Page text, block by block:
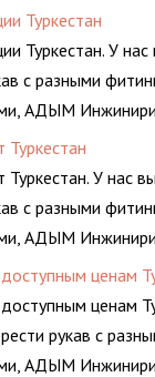
высокого
решить любую
Туркестан
Туркестан. У
с разными
АДЫМ
высокого
решить любую
У нас
с разными
АДЫМ
высокого
решить любую
ценам
ценам
рукав с
АДЫМ